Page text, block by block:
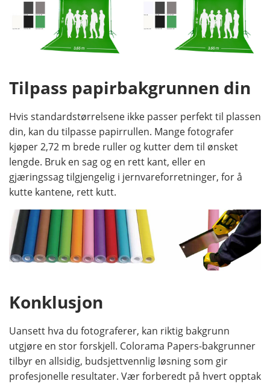
Tilpass papirbakgrunnen din
Hvis standardstørrelsene ikke passer perfekt til plassen
din, kan du tilpasse papirrullen. Mange fotografer
kjøper 2,72 m brede ruller og kutter dem til ønsket
lengde. Bruk en sag og en rett kant, eller en
gjæringssag tilgjengelig i jernvareforretninger, for å
kutte kantene, rett kutt.
Konklusjon
Uansett hva du fotograferer, kan riktig bakgrunn
utgjøre en stor forskjell. Colorama Papers-bakgrunner
tilbyr en allsidig, budsjettvennlig løsning som gir
profesjonelle resultater. Vær forberedt på hvert opptak